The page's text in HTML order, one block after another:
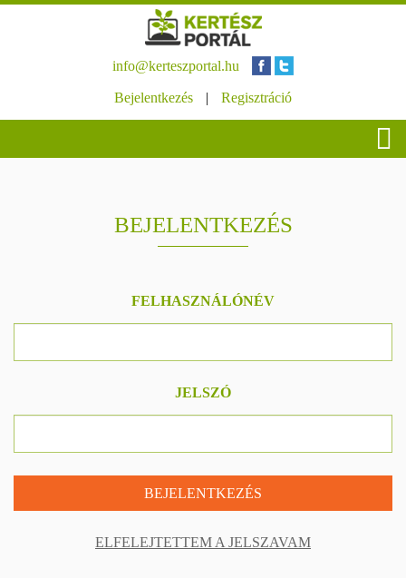
info@kerteszportal.hu
Bejelentkezés | Regisztráció
BEJELENTKEZÉS
FELHASZNÁLÓNÉV
JELSZÓ
BEJELENTKEZÉS
ELFELEJTETTEM A JELSZAVAM